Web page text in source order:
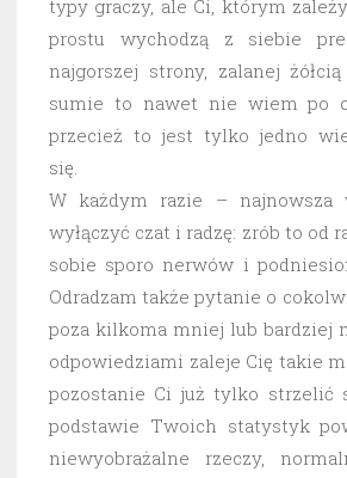
typy graczy, ale Ci, którym zależy
prostu wychodzą z siebie
najgorszej strony, zalanej
sumie to nawet nie wiem po
przecież to jest tylko jedno
się.
W każdym razie – najnowsza
wyłączyć czat i radzę: zrób to od
sobie sporo nerwów i
Odradzam także pytanie o
poza kilkoma mniej lub bardziej
odpowiedziami zaleje Cię takie
pozostanie Ci już tylko strzelić
podstawie Twoich statystyk
niewyobrażalne rzeczy,